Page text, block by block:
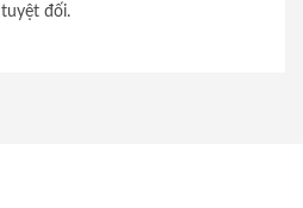
tuyệt đối.